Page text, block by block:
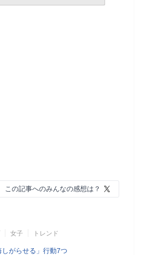
この記事へのみんなの感想は？
女子 トレンド
しがらせる」行動7つ